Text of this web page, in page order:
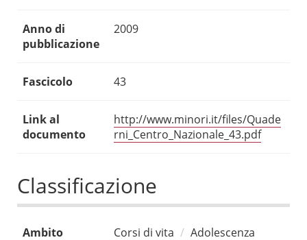
Anno di
pubblicazione
2009
Fascicolo 43
Link al
documento
http://www.minori.it/files/Quade
rni_Centro_Nazionale_43.pdf
Classificazione
Ambito Corsi di vita Adolescenza